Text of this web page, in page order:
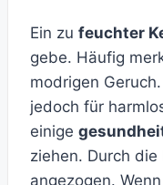
Ein zu feuchter
gebe. Häufig
modrigen
jedoch für
einige
ziehen. Durch
angezogen.